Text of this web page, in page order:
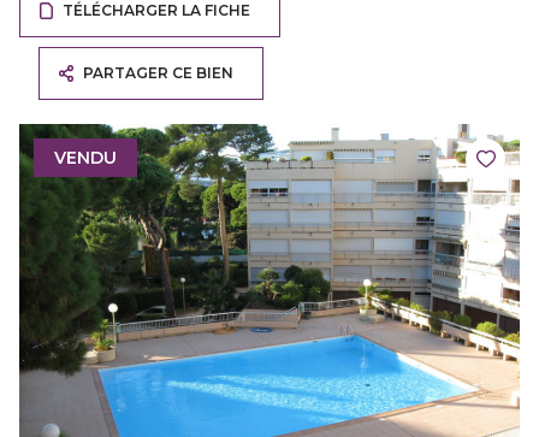
TÉLÉCHARGER LA FICHE
PARTAGER CE BIEN
VENDU